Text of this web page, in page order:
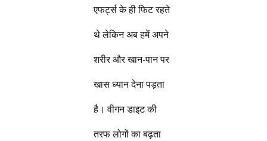
एफर्ट्स के ही फिट रहते
थे लेकिन अब हमें अपने
शरीर और खान-पान पर
खास ध्यान देना पड़ता
है। वीगन डाइट की
तरफ लोगों का बढ़ता